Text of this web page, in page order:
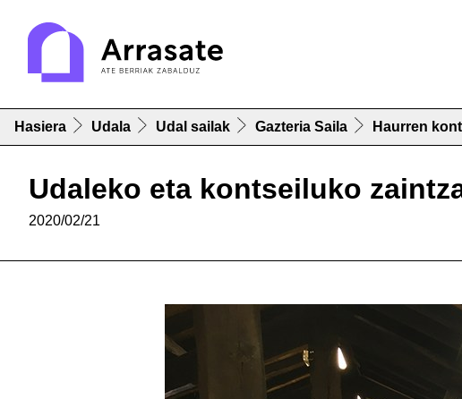
Hasiera Udala Udal sailak Gazteria Saila Haurren
Udaleko eta kontseiluko
2020/02/21